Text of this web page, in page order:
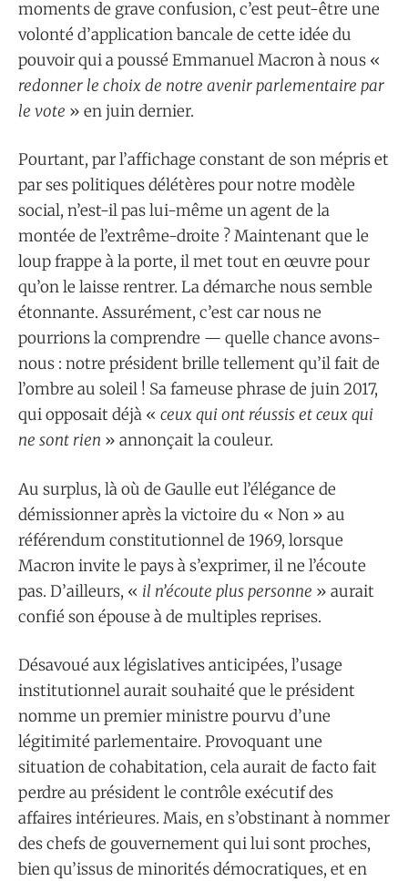
moments de grave confusion, c’est peut-être une
volonté d’application bancale de cette idée du
pouvoir qui a poussé Emmanuel Macron à nous «
redonner le choix de notre avenir parlementaire par
le vote » en juin dernier.
Pourtant, par l’affichage constant de son mépris et
par ses politiques délétères pour notre modèle
social, n’est-il pas lui-même un agent de la
montée de l’extrême-droite ? Maintenant que le
loup frappe à la porte, il met tout en œuvre pour
qu’on le laisse rentrer. La démarche nous semble
étonnante. Assurément, c’est car nous ne
pourrions la comprendre — quelle chance avons-
nous : notre président brille tellement qu’il fait de
l’ombre au soleil ! Sa fameuse phrase de juin 2017,
qui opposait déjà « ceux qui ont réussis et ceux qui
ne sont rien » annonçait la couleur.
Au surplus, là où de Gaulle eut l’élégance de
démissionner après la victoire du « Non » au
référendum constitutionnel de 1969, lorsque
Macron invite le pays à s’exprimer, il ne l’écoute
pas. D’ailleurs, « il n’écoute plus personne » aurait
confié son épouse à de multiples reprises.
Désavoué aux législatives anticipées, l’usage
institutionnel aurait souhaité que le président
nomme un premier ministre pourvu d’une
légitimité parlementaire. Provoquant une
situation de cohabitation, cela aurait de facto fait
perdre au président le contrôle exécutif des
affaires intérieures. Mais, en s’obstinant à nommer
des chefs de gouvernement qui lui sont proches,
bien qu’issus de minorités démocratiques, et en